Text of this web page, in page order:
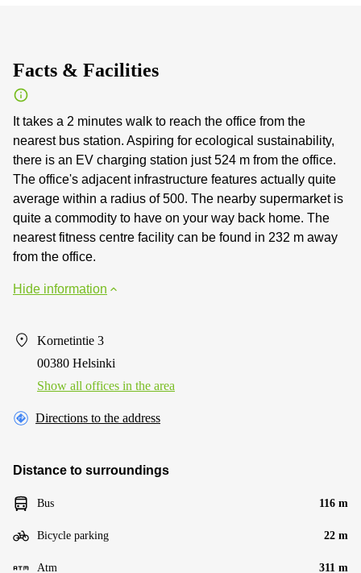
Facts & Facilities
It takes a 2 minutes walk to reach the office from the
nearest bus station. Aspiring for ecological sustainability,
there is an EV charging station just 524 m from the office.
The office's adjacent infrastructure features actually quite
average within a radius of 500. The nearby supermarket is
quite a commodity to have on your way back home. The
nearest fitness centre facility can be found in 232 m away
from the office.
Hide information
Kornetintie 3
00380 Helsinki
Show all offices in the area
Directions to the address
Distance to surroundings
Bus 116 m
Bicycle parking 22 m
Atm 311 m